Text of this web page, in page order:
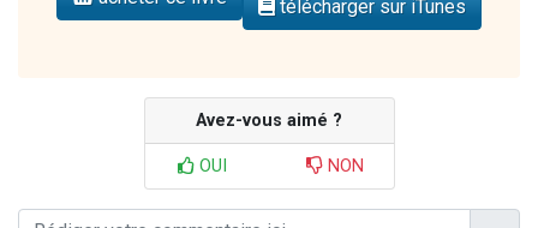
télécharger sur iTunes
Avez-vous aimé ?
OUI NON